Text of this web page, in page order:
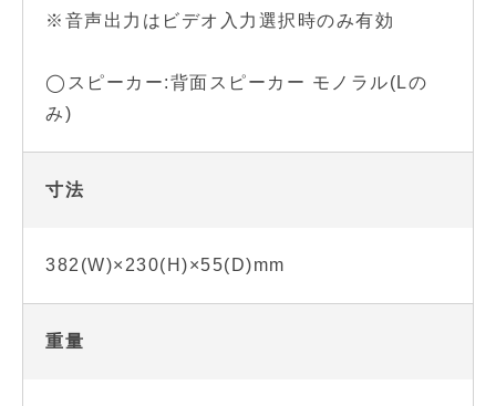
※音声出力はビデオ入力選択時のみ有効
◯スピーカー:背面スピーカー モノラル(Lの
み)
寸法
382(W)×230(H)×55(D)mm
重量